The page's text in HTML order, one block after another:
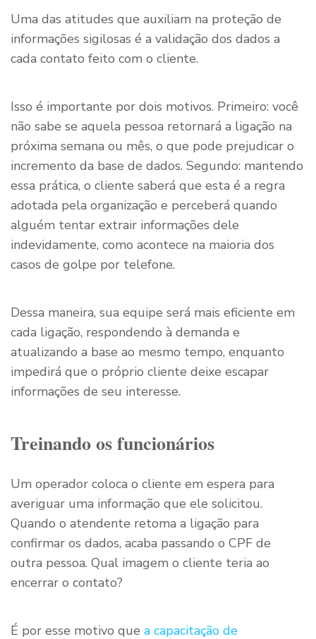
Uma das atitudes que auxiliam na proteção de
informações sigilosas é a validação dos dados a
cada contato feito com o cliente.
Isso é importante por dois motivos. Primeiro: você
não sabe se aquela pessoa retornará a ligação na
próxima semana ou mês, o que pode prejudicar o
incremento da base de dados. Segundo: mantendo
essa prática, o cliente saberá que esta é a regra
adotada pela organização e perceberá quando
alguém tentar extrair informações dele
indevidamente, como acontece na maioria dos
casos de golpe por telefone.
Dessa maneira, sua equipe será mais eficiente em
cada ligação, respondendo à demanda e
atualizando a base ao mesmo tempo, enquanto
impedirá que o próprio cliente deixe escapar
informações de seu interesse.
Treinando os funcionários
Um operador coloca o cliente em espera para
averiguar uma informação que ele solicitou.
Quando o atendente retoma a ligação para
confirmar os dados, acaba passando o CPF de
outra pessoa. Qual imagem o cliente teria ao
encerrar o contato?
É por esse motivo que a capacitação de